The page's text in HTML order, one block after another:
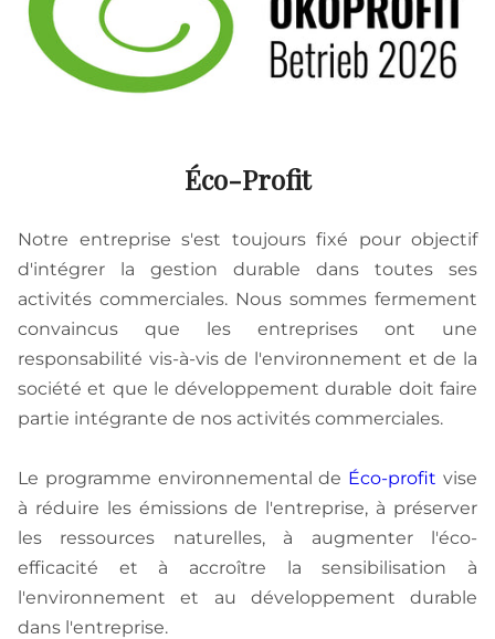
Éco-Profit
Notre entreprise s'est toujours fixé pour objectif
d'intégrer la gestion durable dans toutes ses
activités commerciales. Nous sommes fermement
convaincus que les entreprises ont une
responsabilité vis-à-vis de l'environnement et de la
société et que le développement durable doit faire
partie intégrante de nos activités commerciales.
Le programme environnemental de Éco-profit vise
à réduire les émissions de l'entreprise, à préserver
les ressources naturelles, à augmenter l'éco-
efficacité et à accroître la sensibilisation à
l'environnement et au développement durable
dans l'entreprise.